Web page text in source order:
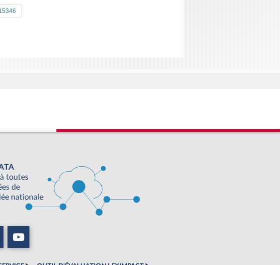
toutes
de
nationale